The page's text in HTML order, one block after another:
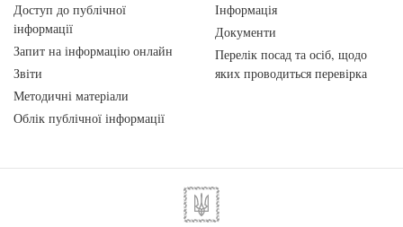
Доступ до публічної
інформації
Запит на інформацію онлайн
Звіти
Методичні матеріали
Облік публічної інформації
Інформація
Документи
Перелік посад та осіб, щодо
яких проводиться перевірка